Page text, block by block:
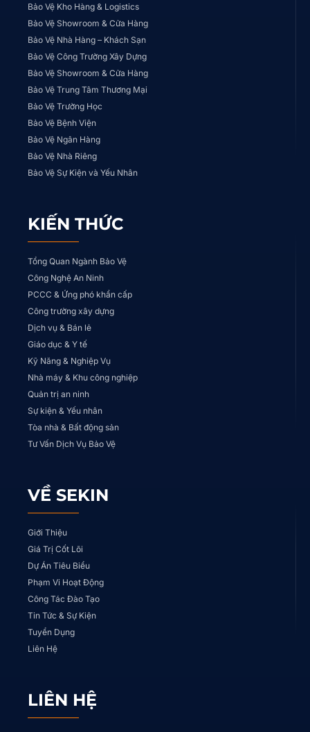
Bảo Vệ Kho Hàng & Logistics
Bảo Vệ Showroom & Cửa Hàng
Bảo Vệ Nhà Hàng – Khách Sạn
Bảo Vệ Công Trường Xây Dựng
Bảo Vệ Showroom & Cửa Hàng
Bảo Vệ Trung Tâm Thương Mại
Bảo Vệ Trường Học
Bảo Vệ Bệnh Viện
Bảo Vệ Ngân Hàng
Bảo Vệ Nhà Riêng
Bảo Vệ Sự Kiện và Yếu Nhân
KIẾN THỨC
Tổng Quan Ngành Bảo Vệ
Công Nghệ An Ninh
PCCC & Ứng phó khẩn cấp
Công trường xây dựng
Dịch vụ & Bán lẻ
Giáo dục & Y tế
Kỹ Năng & Nghiệp Vụ
Nhà máy & Khu công nghiệp
Quản trị an ninh
Sự kiện & Yếu nhân
Tòa nhà & Bất động sản
Tư Vấn Dịch Vụ Bảo Vệ
VỀ SEKIN
Giới Thiệu
Giá Trị Cốt Lõi
Dự Án Tiêu Biểu
Phạm Vi Hoạt Động
Công Tác Đào Tạo
Tin Tức & Sự Kiện
Tuyển Dụng
Liên Hệ
LIÊN HỆ